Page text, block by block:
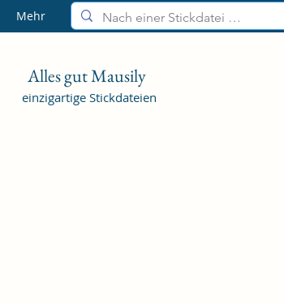
Alles gut Mausily
einzigartige Stickdateien
Mehr